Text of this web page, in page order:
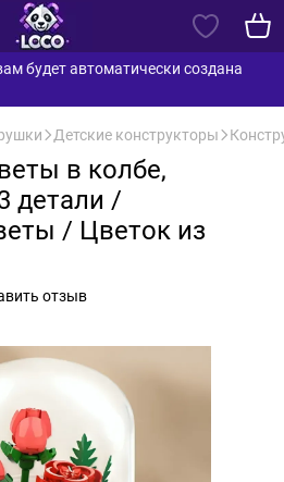
будет автоматически создана
Детские конструкторы
в колбе,
детали /
/ Цветок из
отзыв